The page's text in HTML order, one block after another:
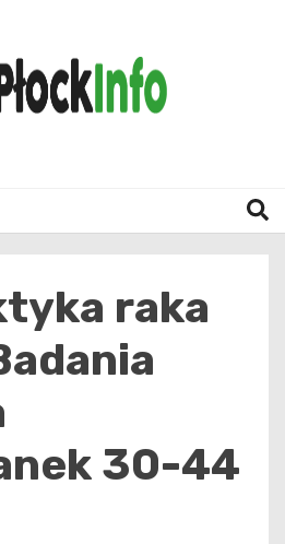
raka
30-44